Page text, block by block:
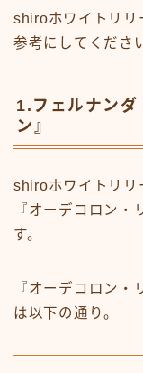
shiroホワイトリリ
参考にしてくださ
1.フェルナンダ
ン』
shiroホワイトリリ
『オーデコロン・
す。
『オーデコロン・
は以下の通り。